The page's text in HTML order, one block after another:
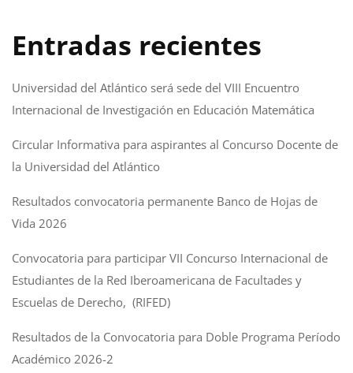
Entradas recientes
Universidad del Atlántico será sede del VIII Encuentro
Internacional de Investigación en Educación Matemática
Circular Informativa para aspirantes al Concurso Docente de
la Universidad del Atlántico
Resultados convocatoria permanente Banco de Hojas de
Vida 2026
Convocatoria para participar VII Concurso Internacional de
Estudiantes de la Red Iberoamericana de Facultades y
Escuelas de Derecho, (RIFED)
Resultados de la Convocatoria para Doble Programa Período
Académico 2026-2